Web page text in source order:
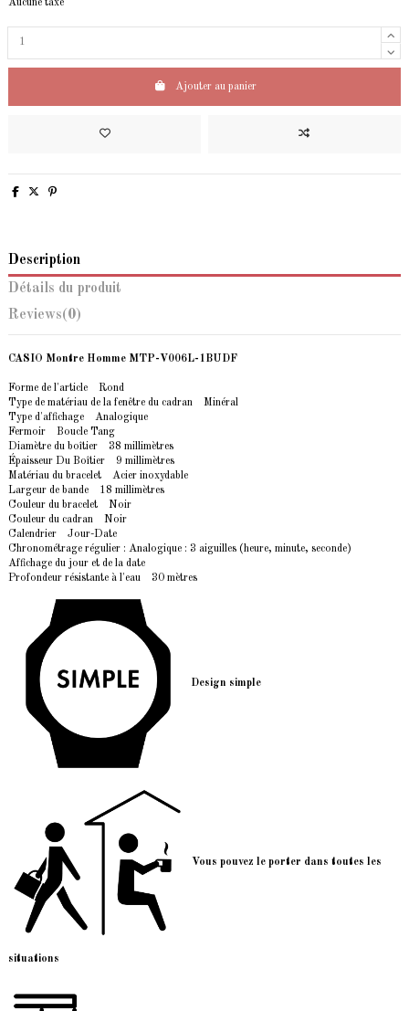
Aucune taxe
Ajouter au panier
Description
Détails du produit
Reviews(0)
CASIO Montre Homme MTP-V006L-1BUDF
Forme de l'article Rond
Type de matériau de la fenêtre du cadran Minéral
Type d'affichage Analogique
Fermoir Boucle Tang
Diamètre du boîtier 38 millimètres
Épaisseur Du Boîtier 9 millimètres
Matériau du bracelet Acier inoxydable
Largeur de bande 18 millimètres
Couleur du bracelet Noir
Couleur du cadran Noir
Calendrier Jour-Date
Chronométrage régulier : Analogique : 3 aiguilles (heure, minute, seconde)
Affichage du jour et de la date
Profondeur résistante à l'eau 30 mètres
Design simple
Vous pouvez le porter dans toutes les
situations